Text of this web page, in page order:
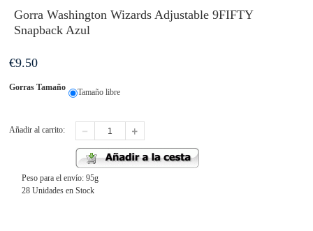
Gorra Washington Wizards Adjustable 9FIFTY
Snapback Azul
€9.50
Gorras Tamaño Tamaño libre
Añadir al carrito:
Peso para el envío: 95g
28 Unidades en Stock